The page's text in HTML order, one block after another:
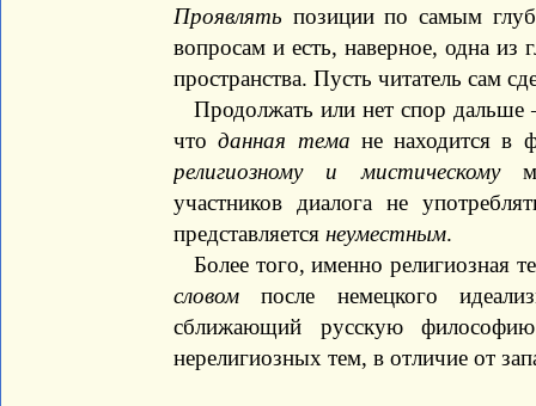
Проявлять позиции по самым
вопросам и есть, наверное, одна из
пространства. Пусть читатель сам
Продолжать или нет спор дальше
чтоданная тема не находится в
религиозному и мистическому
участников диалога не
представляется неуместным.
Более того, именно религиозная
словом после немецкого
сближающий русскую
нерелигиозных тем, в отличие от